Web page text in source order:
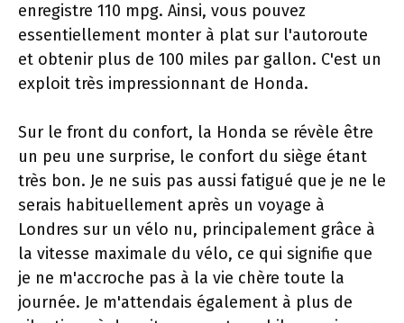
enregistre 110 mpg. Ainsi, vous pouvez
essentiellement monter à plat sur l'autoroute
et obtenir plus de 100 miles par gallon. C'est un
exploit très impressionnant de Honda.
Sur le front du confort, la Honda se révèle être
un peu une surprise, le confort du siège étant
très bon. Je ne suis pas aussi fatigué que je ne le
serais habituellement après un voyage à
Londres sur un vélo nu, principalement grâce à
la vitesse maximale du vélo, ce qui signifie que
je ne m'accroche pas à la vie chère toute la
journée. Je m'attendais également à plus de